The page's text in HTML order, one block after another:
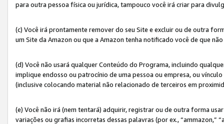
para outra pessoa física ou jurídica, tampouco você irá criar para
(c) Você irá prontamente remover do seu Site e excluir ou de outra
um Site da Amazon ou que a Amazon tenha notificado você de que
(d) Você não usará qualquer Conteúdo do Programa, incluindo
implique endosso ou patrocínio de uma pessoa ou empresa, ou
(inclusive colocando material não relacionado de terceiros em
(e) Você não irá (nem tentará) adquirir, registrar ou de outra forma
variações ou grafias incorretas dessas palavras (por ex., “ammazon,”